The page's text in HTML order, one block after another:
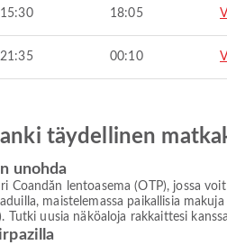
15:30 18:05
21:35 00:10
täydellinen
unohda
Coandăn lentoasema (OTP), jossa
maistelemassa paikallisia
Tutki uusia näköaloja rakkaittesi